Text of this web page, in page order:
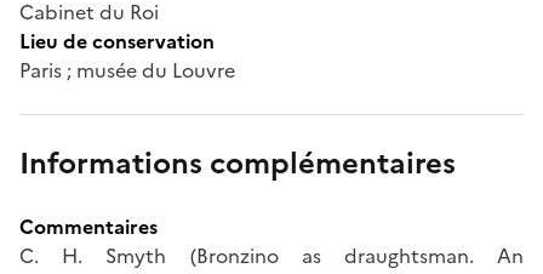
Cabinet du Roi
Lieu de conservation
Paris ; musée du Louvre
Informations complémentaires
Commentaires
C. H. Smyth (Bronzino as draughtsman. An